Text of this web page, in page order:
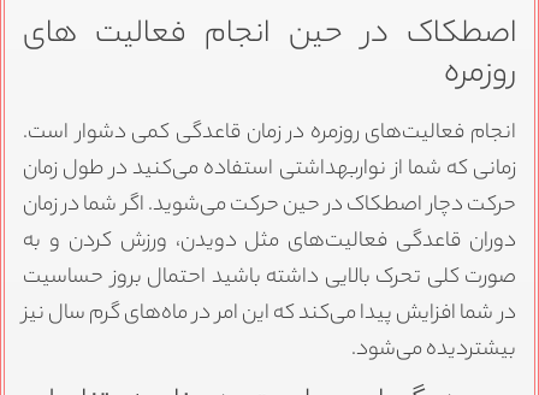
اصطکاک در حین انجام فعالیت های
روزمره
انجام فعالیت‌های روزمره در زمان قاعدگی کمی دشوار است.
زمانی که شما از نواربهداشتی استفاده می‌کنید در طول زمان
حرکت دچار اصطکاک در حین حرکت می‌شوید. اگر شما در زمان
دوران قاعدگی فعالیت‌های مثل دویدن، ورزش کردن و به
صورت کلی تحرک بالایی داشته باشید احتمال بروز حساسیت
در شما افزایش پیدا می‌کند که این امر در ماه‌های گرم سال نیز
بیشتردیده می‌شود.